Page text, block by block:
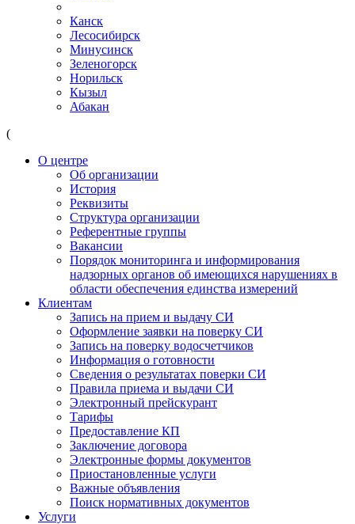
Канск
Лесосибирск
Минусинск
Зеленогорск
Норильск
Кызыл
Абакан
(
О центре
Об организации
История
Реквизиты
Структура организации
Референтные группы
Вакансии
Порядок мониторинга и информирования
надзорных органов об имеющихся нарушениях в
области обеспечения единства измерений
Клиентам
Запись на прием и выдачу СИ
Оформление заявки на поверку СИ
Запись на поверку водосчетчиков
Информация о готовности
Сведения о результатах поверки СИ
Правила приема и выдачи СИ
Электронный прейскурант
Тарифы
Предоставление КП
Заключение договора
Электронные формы документов
Приостановленные услуги
Важные объявления
Поиск нормативных документов
Услуги